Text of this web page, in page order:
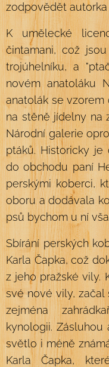
zodpovědět autorka
K umělecké
čintamani, což
trojúhelníku, a
novém anatoláku
anatolák se vzorem
na stěně jídelny na
Národní galerie
ptáků. Historicky je
do obchodu paní
perskými koberci,
oboru a dodávala
psů bychom u ní
Sbírání perských
Karla Čapka, což
z jeho pražské vily.
své nové vily, začal
zejména
kynologii.
světlo i méně
Karla Čapka,